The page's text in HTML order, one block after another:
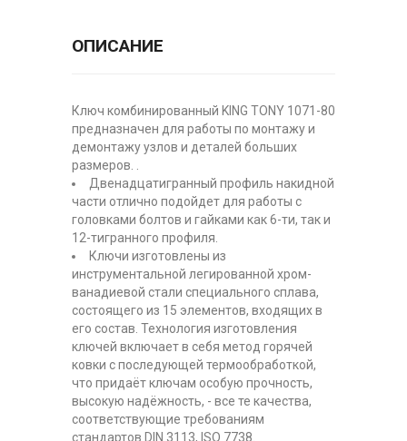
ОПИСАНИЕ
Ключ комбинированный KING TONY 1071-80
предназначен для работы по монтажу и
демонтажу узлов и деталей больших
размеров. .
Двенадцатигранный профиль накидной
части отлично подойдет для работы с
головками болтов и гайками как 6-ти, так и
12-тигранного профиля.
Ключи изготовлены из
инструментальной легированной хром-
ванадиевой стали специального сплава,
состоящего из 15 элементов, входящих в
его состав. Технология изготовления
ключей включает в себя метод горячей
ковки с последующей термообработкой,
что придаёт ключам особую прочность,
высокую надёжность, - все те качества,
соответствующие требованиям
стандартов DIN 3113, ISO 7738.